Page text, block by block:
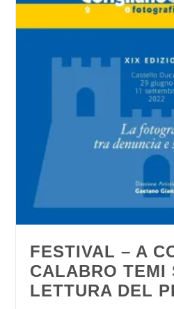
FESTIVAL – A
CALABRO TEMI
LETTURA DEL